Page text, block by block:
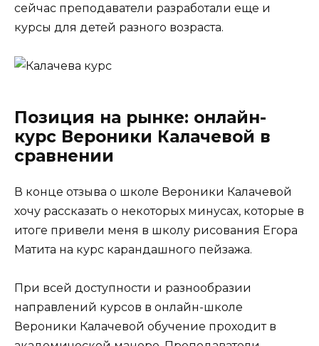
сейчас преподаватели разработали еще и
курсы для детей разного возраста.
Позиция на рынке: онлайн-
курс Вероники Калачевой в
сравнении
В конце отзыва о школе Вероники Калачевой
хочу рассказать о некоторых минусах, которые в
итоге привели меня в школу рисования Егора
Матита на курс карандашного пейзажа.
При всей доступности и разнообразии
направлений курсов в онлайн-школе
Вероники Калачевой обучение проходит в